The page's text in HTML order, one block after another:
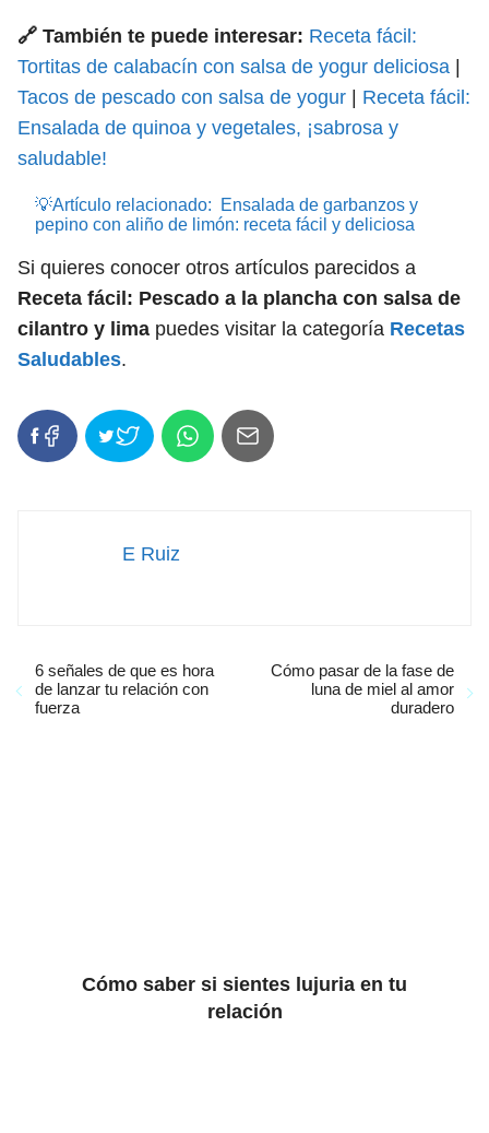
🔗 También te puede interesar: Receta fácil:
Tortitas de calabacín con salsa de yogur deliciosa
Tacos de pescado con salsa de yogur
Receta fácil:
Ensalada de quinoa y vegetales, ¡sabrosa y
saludable!
💡Artículo relacionado:
Ensalada de garbanzos y
pepino con aliño de limón: receta fácil y deliciosa
Si quieres conocer otros artículos parecidos a
Receta fácil: Pescado a la plancha con salsa de
cilantro y lima puedes visitar la categoría Recetas
Saludables.
E Ruiz
6 señales de que es hora
de lanzar tu relación con
fuerza
Cómo pasar de la fase de
luna de miel al amor
duradero
Cómo saber si sientes lujuria en tu
relación